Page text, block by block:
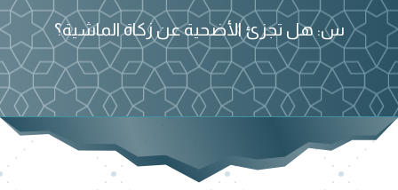
س: هل تجزئ الأضحية عن زكاة الماشية؟